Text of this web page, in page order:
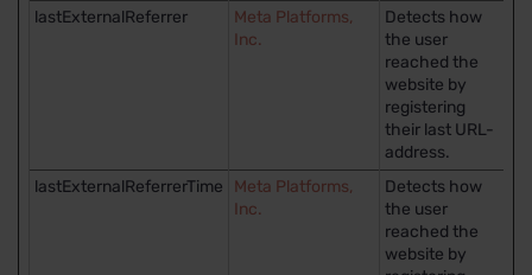
lastExternalReferrer
Meta Platforms,
Inc.
Detects how
the user
reached the
website by
registering
their last URL-
address.
lastExternalReferrerTime
Meta Platforms,
Inc.
Detects how
the user
reached the
website by